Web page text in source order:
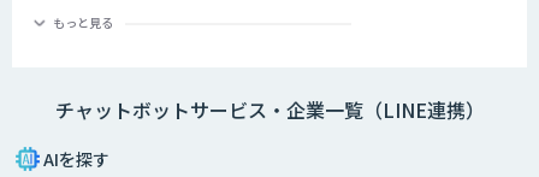
・AI型チャットボットの特徴
「機械学習型」といわれる仕組みを採用したチャットボットで、文章全体
もっと見る
チャットボットサービス・企業一覧（LINE連携）
AIを探す